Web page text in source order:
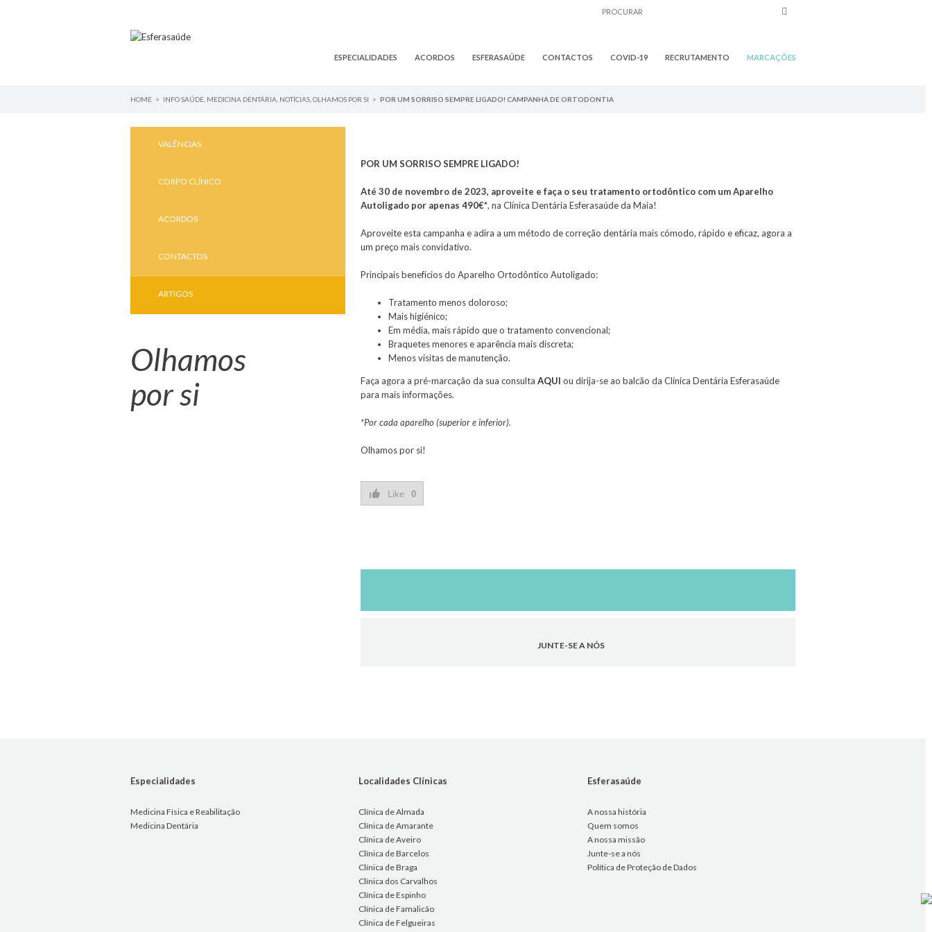
ESPECIALIDADES ACORDOS ESFERASAÚDE CONTACTOS COVID-19 RECRUTAMENTO MARCAÇÕES
HOME > INFO SAÚDE, MEDICINA DENTÁRIA NOTÍCIAS, OLHAMOS POR SI > POR UM SORRISO SEMPRE LIGADO! CAMPANHA DE ORTODONTIA
VALÊNCIAS
CORPO CLÍNICO
ACORDOS
CONTACTOS
ARTIGOS
Olhamos
por si
POR UM SORRISO SEMPRE LIGADO!
Até 30 de novembro de 2023, aproveite e faça o seu tratamento ortodôntico com um Aparelho
Autoligado por apenas 490€*, na Clínica Dentária Esferasaúde da Maia!
Aproveite esta campanha e adira a um método de correção dentária mais cómodo, rápido e eficaz, agora a
um preço mais convidativo.
Principais benefícios do Aparelho Ortodôntico Autoligado:
Tratamento menos doloroso;
Mais higiénico;
Em média, mais rápido que o tratamento convencional;
Braquetes menores e aparência mais discreta;
Menos visitas de manutenção.
Faça agora a pré-marcação da sua consultaAQUI ou dirija-se ao balcão da Clínica Dentária Esferasaúde
para mais informações.
*Por cada aparelho (superior e inferior).
Olhamos por si!
Like 0
JUNTE-SE A NÓS
Especialidades
Medicina Física e Reabilitação
Medicina Dentária
Localidades Clínicas
Clínica de Almada
Clínica de Amarante
Clínica de Aveiro
Clínica de Barcelos
Clínica de Braga
Clínica dos Carvalhos
Clínica de Espinho
Clínica de Famalicão
Clínica de Felgueiras
Esferasaúde
A nossa história
Quem somos
A nossa missão
Junte-se a nós
Política de Proteção de Dados